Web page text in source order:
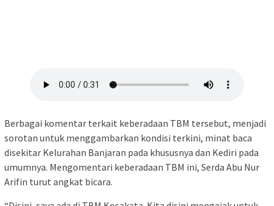
Berbagai komentar terkait keberadaan TBM tersebut, menjadi
sorotan untuk menggambarkan kondisi terkini, minat baca
disekitar Kelurahan Banjaran pada khususnya dan Kediri pada
umumnya. Mengomentari keberadaan TBM ini, Serda Abu Nur
Arifin turut angkat bicara.